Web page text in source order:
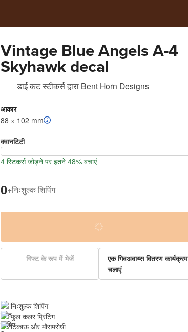
Vintage Blue Angels A-4
Skyhawk decal
डाई कट स्टीकर्सद्वारा Bent Horn Designs
आकार
88 × 102 mm
क्वानटिटी
4 स्टिकर्स जोड़ने पर इतने 48% बचाएं
0+निःशुल्क शिपिंग
गिफ्ट के रूप में भेजें
एक गिवअवाय्स वितरण कार्यक्रम
चलाएं
निःशुल्क शिपिंग
फुल कलर प्रिंटिंग
टिकाऊ और मौसमरोधी